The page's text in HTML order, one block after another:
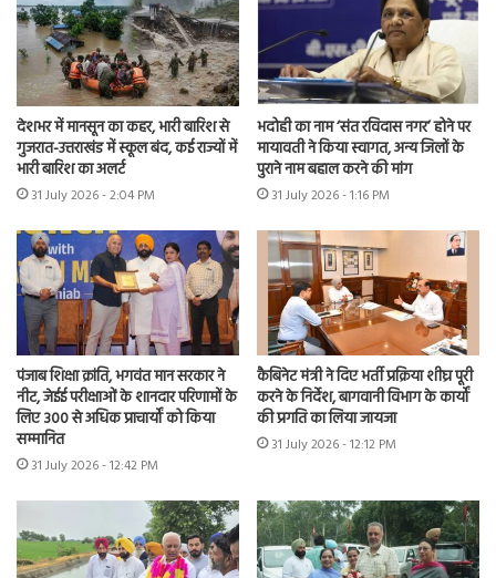
देशभर में मानसून का कहर, भारी बारिश से
गुजरात-उत्तराखंड में स्कूल बंद, कई राज्यों में
भारी बारिश का अलर्ट
31 July 2026 - 2:04 PM
भदोही का नाम ‘संत रविदास नगर’ होने पर
मायावती ने किया स्वागत, अन्य जिलों के
पुराने नाम बहाल करने की मांग
31 July 2026 - 1:16 PM
पंजाब शिक्षा क्रांति, भगवंत मान सरकार ने
नीट, जेईई परीक्षाओं के शानदार परिणामों के
लिए 300 से अधिक प्राचार्यों को किया
सम्मानित
31 July 2026 - 12:42 PM
कैबिनेट मंत्री ने दिए भर्ती प्रक्रिया शीघ्र पूरी
करने के निर्देश, बागवानी विभाग के कार्यों
की प्रगति का लिया जायजा
31 July 2026 - 12:12 PM